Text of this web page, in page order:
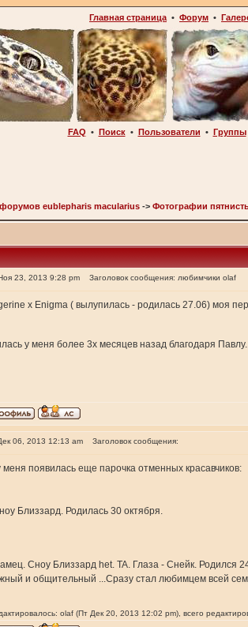
Главная страница • Форум •
FAQ • Поиск• Пользователи • Группы
eublepharis macularius -> Фотографии
23, 2013 9:28 pm Заголовок сообщения: любимчики olaf
х Enigma ( вылупилась - родилась 27.06) моя
у меня более 3х месяцев назад благодаря
06, 2013 12:13 am Заголовок сообщения:
появилась еще парочка отменных красавчиков:
Близзард. Родилась 30 октября.
Сноу Близзард het. TA. Глаза - Снейк. Родился
и общительный ...Сразу стал любимцем всей
olaf (Пт Дек 20, 2013 12:02 pm), всего